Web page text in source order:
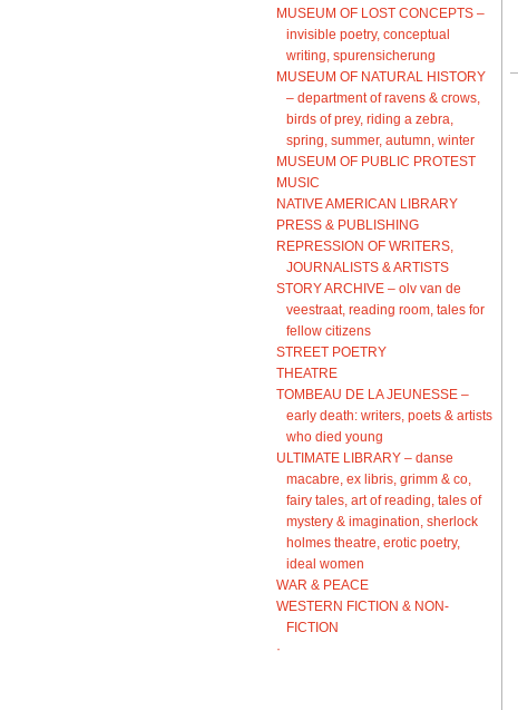
MUSEUM OF LOST CONCEPTS –
invisible poetry, conceptual
writing, spurensicherung
MUSEUM OF NATURAL HISTORY
– department of ravens & crows,
birds of prey, riding a zebra,
spring, summer, autumn, winter
MUSEUM OF PUBLIC PROTEST
MUSIC
NATIVE AMERICAN LIBRARY
PRESS & PUBLISHING
REPRESSION OF WRITERS,
JOURNALISTS & ARTISTS
STORY ARCHIVE – olv van de
veestraat, reading room, tales for
fellow citizens
STREET POETRY
THEATRE
TOMBEAU DE LA JEUNESSE –
early death: writers, poets & artists
who died young
ULTIMATE LIBRARY – danse
macabre, ex libris, grimm & co,
fairy tales, art of reading, tales of
mystery & imagination, sherlock
holmes theatre, erotic poetry,
ideal women
WAR & PEACE
WESTERN FICTION & NON-
FICTION
·